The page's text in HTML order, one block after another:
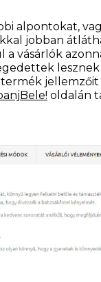
alpontokat,
jobban
a vásárlók
jellemzőit
oldalán